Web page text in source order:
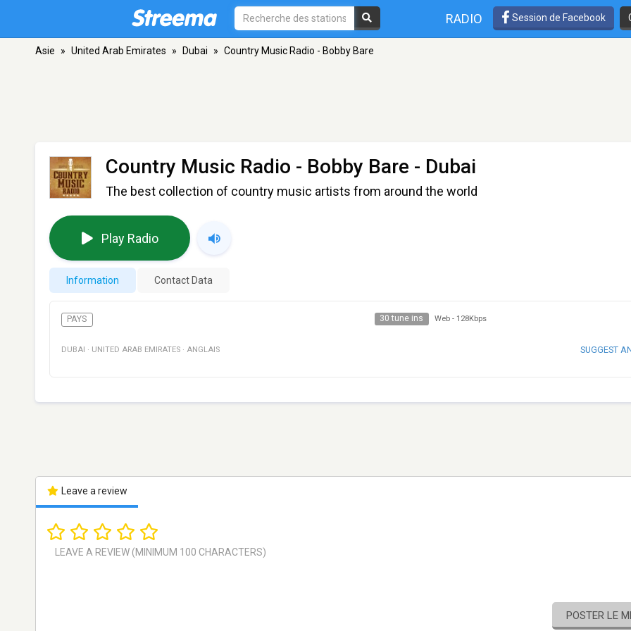
RADIO Session de Facebook
Asie » United Arab Emirates » Dubai » Country Music Radio - Bobby Bare
Country Music Radio - Bobby Bare - Dubai
The best collection of country music artists from around the world
Play Radio
Information Contact Data
PAYS 30 tune ins Web - 128Kbps
DUBAI · UNITED ARAB EMIRATES · ANGLAIS SUGGEST
Leave a review
POSTER LE